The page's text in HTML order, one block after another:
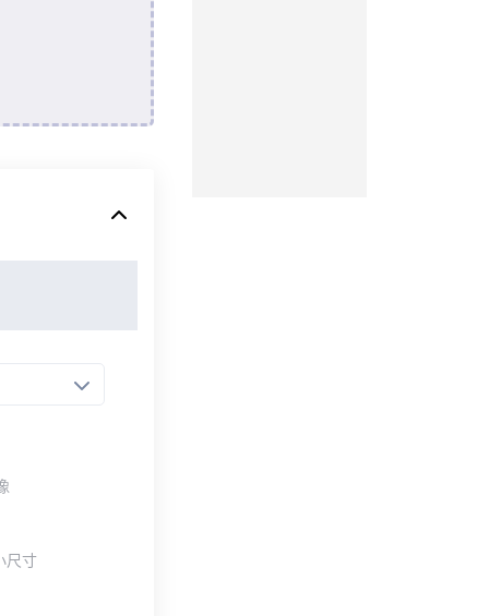
尺寸